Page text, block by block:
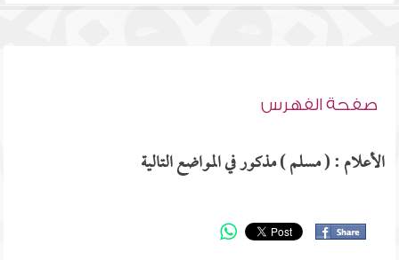
صفحة الفهرس
الأعلام : ( مسلم ) مذكور في المواضع التالية